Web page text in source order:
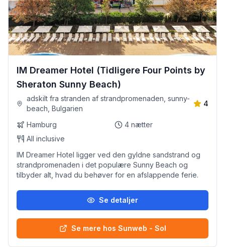
IM Dreamer Hotel (Tidligere Four Points by
Sheraton Sunny Beach)
adskilt fra stranden af strandpromenaden, sunny-
beach, Bulgarien
4
Hamburg 4 nætter
All inclusive
IM Dreamer Hotel ligger ved den gyldne sandstrand og
strandpromenaden i det populære Sunny Beach og
tilbyder alt, hvad du behøver for en afslappende ferie.
Se detaljer
Se mere hos Sunweb - Sol